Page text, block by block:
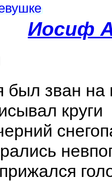
Иосиф
был зван на
круги